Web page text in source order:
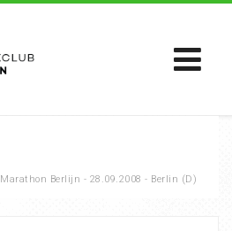
Marathon Berlijn - 28.09.2008 - Berlin (D)